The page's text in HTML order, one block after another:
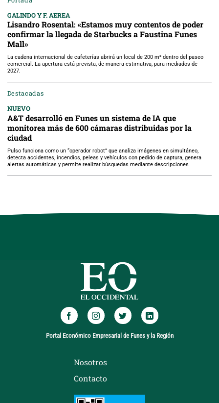
GALINDO Y F. AEREA
Lisandro Rosental: «Estamos muy contentos de poder
confirmar la llegada de Starbucks a Faustina Funes
Mall»
La cadena internacional de cafeterías abrirá un local de 200 m² dentro del paseo
comercial. La apertura está prevista, de manera estimativa, para mediados de
2027.
Destacadas
NUEVO
A&T desarrolló en Funes un sistema de IA que
monitorea más de 600 cámaras distribuidas por la
ciudad
Pulso funciona como un “operador robot” que analiza imágenes en simultáneo,
detecta accidentes, incendios, peleas y vehículos con pedido de captura, genera
alertas automáticas y permite realizar búsquedas mediante descripciones
Portal Económico Empresarial de Funes y la Región
Nosotros
Contacto